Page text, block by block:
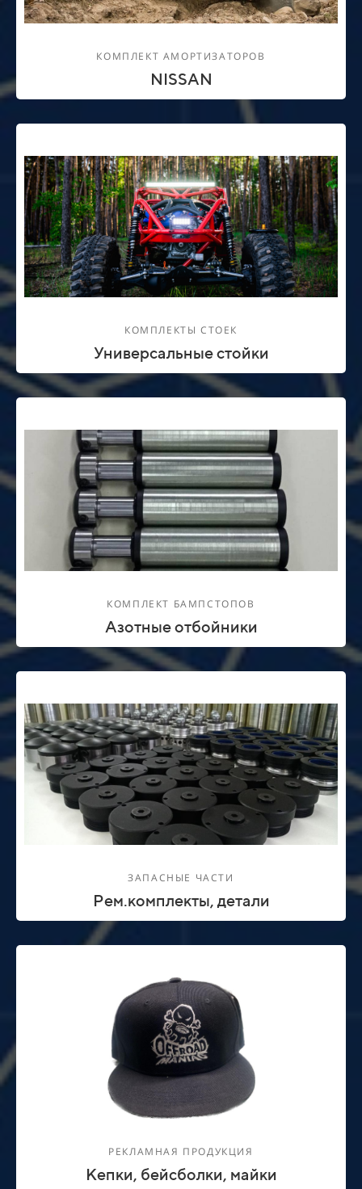
КОМПЛЕКТ АМОРТИЗАТОРОВ
NISSAN
КОМПЛЕКТЫ СТОЕК
Универсальные стойки
КОМПЛЕКТ БАМПСТОПОВ
Азотные отбойники
ЗАПАСНЫЕ ЧАСТИ
Рем.комплекты, детали
РЕКЛАМНАЯ ПРОДУКЦИЯ
Кепки, бейсболки, майки